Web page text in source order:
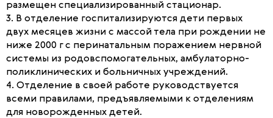
размещен специализированный стационар.
3. В отделение госпитализируются дети первых
двух месяцев жизни с массой тела при рождении не
ниже 2000 г с перинатальным поражением нервной
системы из родовспомогательных, амбулаторно-
поликлинических и больничных учреждений.
4. Отделение в своей работе руководствуется
всеми правилами, предъявляемыми к отделениям
для новорожденных детей.